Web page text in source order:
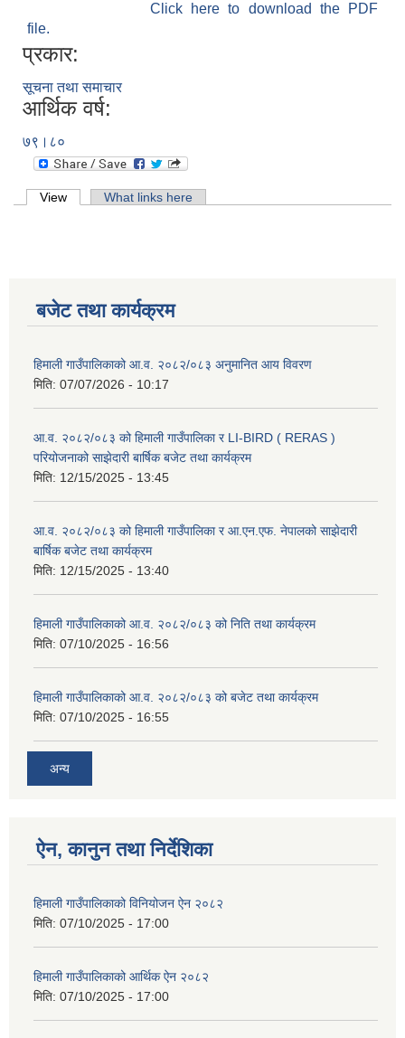
Click here to download the PDF
file.
प्रकार:
सूचना तथा समाचार
आर्थिक वर्ष:
७९।८०
Primary tabs
View (active tab)What links here
बजेट तथा कार्यक्रम
हिमाली गाउँपालिकाको आ.व. २०८२/०८३ अनुमानित आय विवरण
मिति: 07/07/2026 - 10:17
आ.व. २०८२/०८३ को हिमाली गाउँपालिका र LI-BIRD ( RERAS )
परियोजनाको साझेदारी बार्षिक बजेट तथा कार्यक्रम
मिति: 12/15/2025 - 13:45
आ.व. २०८२/०८३ को हिमाली गाउँपालिका र आ.एन.एफ. नेपालको साझेदारी
बार्षिक बजेट तथा कार्यक्रम
मिति: 12/15/2025 - 13:40
हिमाली गाउँपालिकाको आ.व. २०८२/०८३ को निति तथा कार्यक्रम
मिति: 07/10/2025 - 16:56
हिमाली गाउँपालिकाको आ.व. २०८२/०८३ को बजेट तथा कार्यक्रम
मिति: 07/10/2025 - 16:55
अन्य
ऐन, कानुन तथा निर्देशिका
हिमाली गाउँपालिकाको विनियोजन ऐन २०८२
मिति: 07/10/2025 - 17:00
हिमाली गाउँपालिकाको आर्थिक ऐन २०८२
मिति: 07/10/2025 - 17:00